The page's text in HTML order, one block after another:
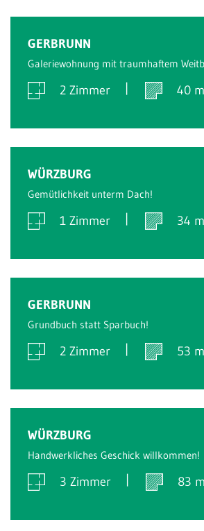
GERBRUNN
Galeriewohnung mit traumhaftem
2 Zimmer 40
WÜRZBURG
Gemütlichkeit unterm Dach!
1 Zimmer 34
GERBRUNN
Grundbuch statt Sparbuch!
2 Zimmer 53
WÜRZBURG
Handwerkliches Geschick willkommen!
3 Zimmer 83